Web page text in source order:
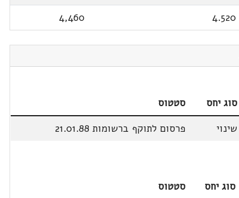
4.520
4,460
סוג יחס
סטטוס
שינוי פרסום לתוקף ברשומות 21.01.88
סוג יחס
סטטוס